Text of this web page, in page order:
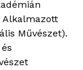
Alkalmazott
Művészet).